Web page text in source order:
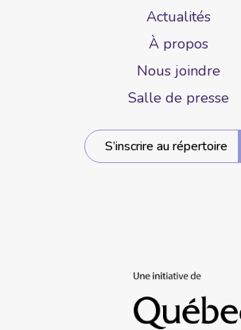
Actualités
À propos
Nous joindre
Salle de presse
S’inscrire au répertoire